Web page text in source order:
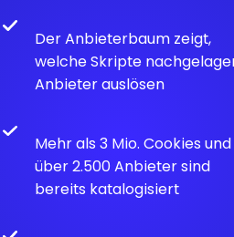
Der Anbieterbaum zeigt,
welche Skripte
Anbieter auslösen
Mehr als 3 Mio. Cookies und
über 2.500 Anbieter sind
bereits katalogisiert